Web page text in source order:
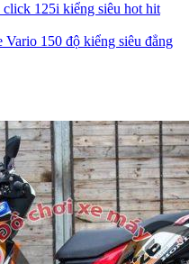
125i kiểng siêu hot hit
Vario 150 độ kiểng siêu đẳng